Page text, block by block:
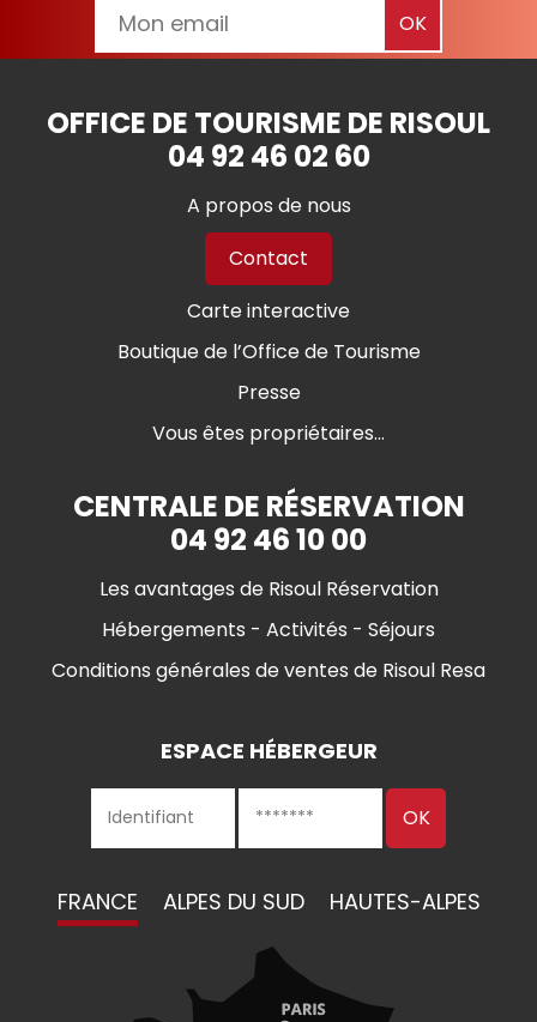
OFFICE DE TOURISME DE RISOUL
04 92 46 02 60
A propos de nous
Contact
Carte interactive
Boutique de l’Office de Tourisme
Presse
Vous êtes propriétaires...
CENTRALE DE RÉSERVATION
04 92 46 10 00
Les avantages de Risoul Réservation
Hébergements - Activités - Séjours
Conditions générales de ventes de Risoul Resa
ESPACE HÉBERGEUR
FRANCE ALPES DU SUD HAUTES-ALPES